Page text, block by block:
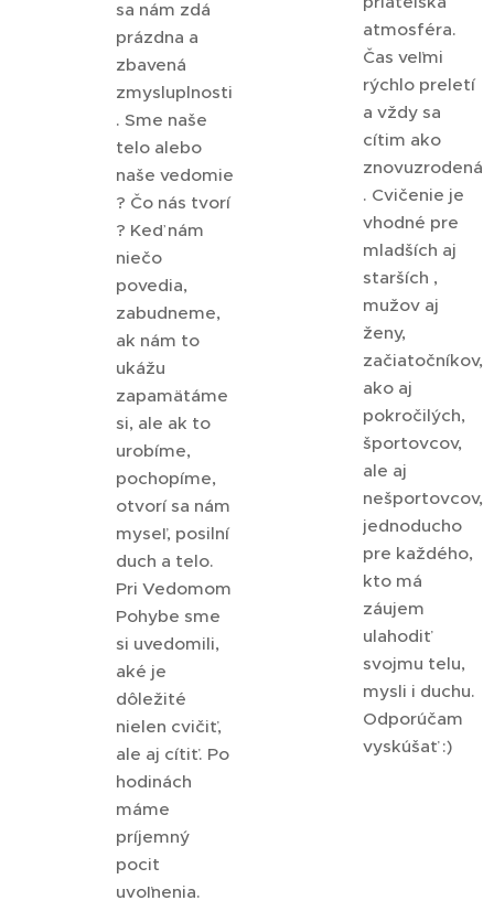
sa nám zdá
prázdna a
zbavená
zmysluplnosti
. Sme naše
telo alebo
naše vedomie
? Čo nás tvorí
? Keď nám
niečo
povedia,
zabudneme,
ak nám to
ukážu
zapamätáme
si, ale ak to
urobíme,
pochopíme,
otvorí sa nám
myseľ, posilní
duch a telo.
Pri Vedomom
Pohybe sme
si uvedomili,
aké je
dôležité
nielen cvičiť,
ale aj cítiť. Po
hodinách
máme
príjemný
pocit
uvoľnenia.
atmosféra.
Čas veľmi
rýchlo preletí
a vždy sa
cítim ako
znovuzrodená
. Cvičenie je
vhodné pre
mladších aj
starších ,
mužov aj
ženy,
začiatočníkov,
ako aj
pokročilých,
športovcov,
ale aj
nešportovcov,
jednoducho
pre každého,
kto má
záujem
ulahodiť
svojmu telu,
mysli i duchu.
Odporúčam
vyskúšať :)